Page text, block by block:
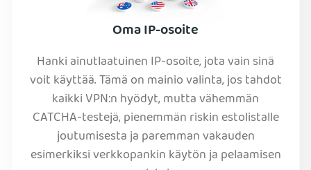
Oma IP-osoite
Hanki ainutlaatuinen IP-osoite, jota vain sinä
voit käyttää. Tämä on mainio valinta, jos tahdot
kaikki VPN:n hyödyt, mutta vähemmän
CATCHA-testejä, pienemmän riskin estolistalle
joutumisesta ja paremman vakauden
esimerkiksi verkkopankin käytön ja pelaamisen